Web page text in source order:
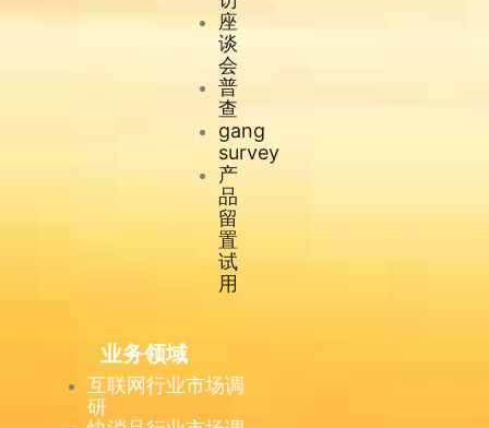
座
谈
会
普
查
gang
survey
产
品
留
置
试
用
业务领域
互联网行业市场调
研